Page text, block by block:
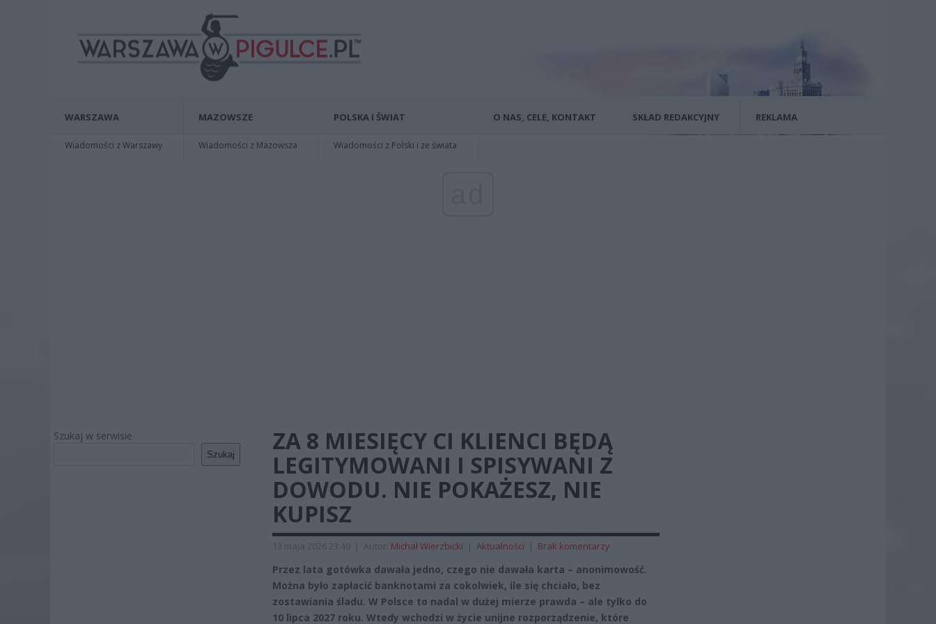
WARSZAWA
Wiadomości z Warszawy
MAZOWSZE
Wiadomości z Mazowsza
POLSKA I ŚWIAT
Wiadomości z Polski i ze świata
O NAS, CELE, KONTAKT SKŁAD REDAKCYJNY REKLAMA
Szukaj w serwisie
Szukaj
ZA 8 MIESIĘCY CI KLIENCI BĘDĄ
LEGITYMOWANI I SPISYWANI Z
DOWODU. NIE POKAŻESZ, NIE
KUPISZ
13 maja 2026 23:49 | Autor: Michał Wierzbicki | Aktualności | Brak komentarzy
Przez lata gotówka dawała jedno, czego nie dawała karta – anonimowość.
Można było zapłacić banknotami za cokolwiek, ile się chciało, bez
zostawiania śladu. W Polsce to nadal w dużej mierze prawda – ale tylko do
10 lipca 2027 roku. Wtedy wchodzi w życie unijne rozporządzenie, które